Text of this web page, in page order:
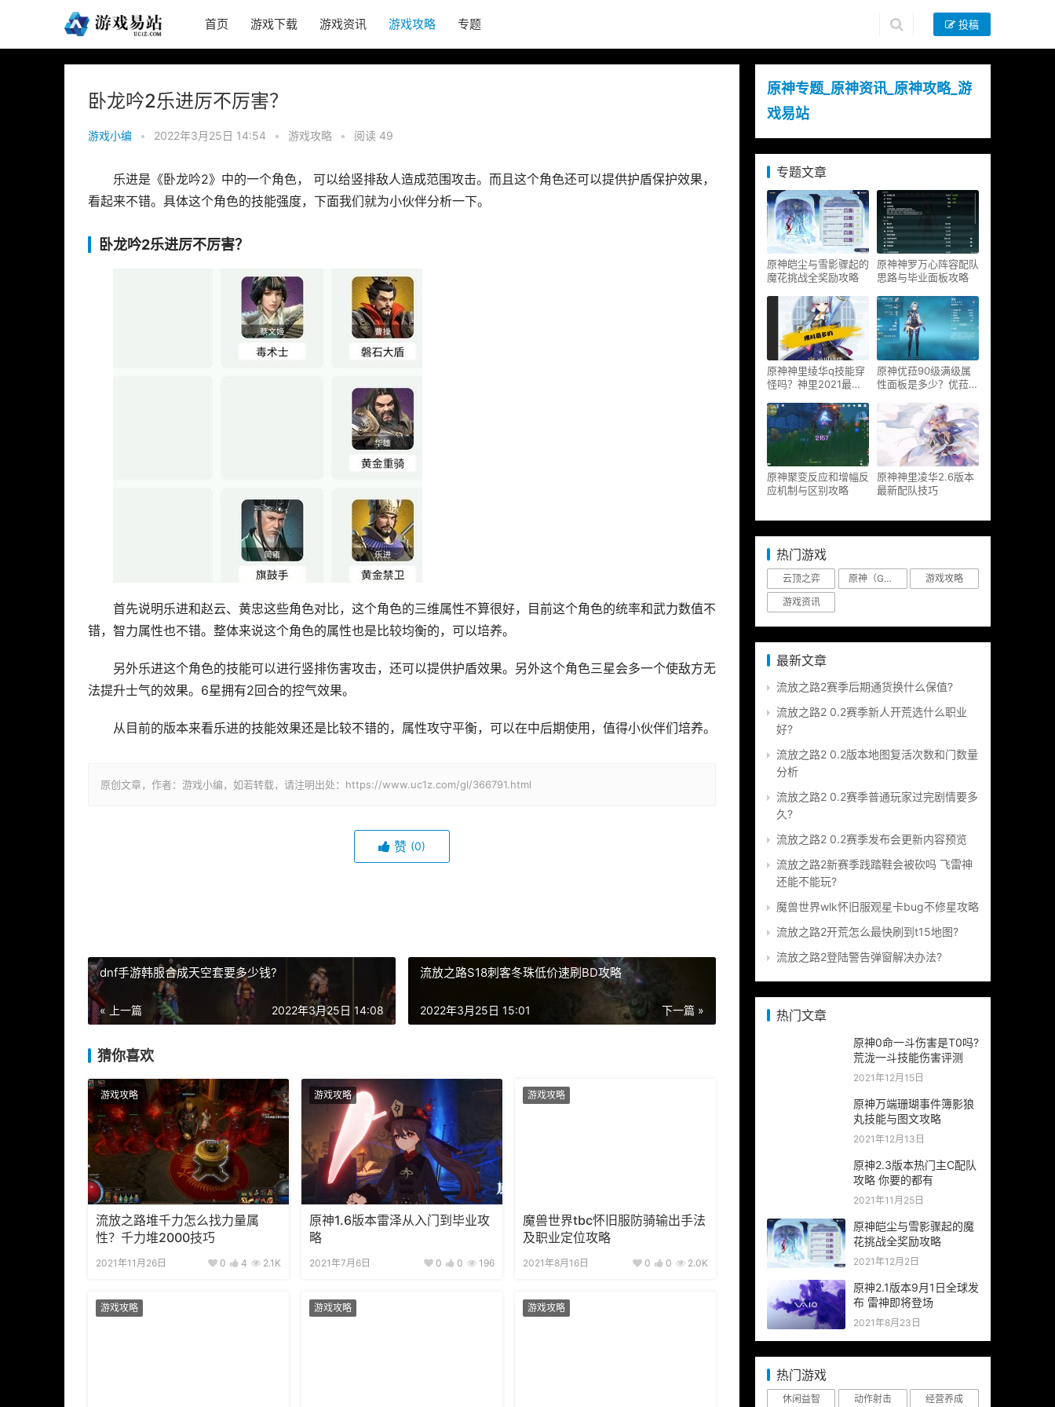
首页 游戏下载 游戏资讯 游戏攻略 专题 投稿
卧龙吟2乐进厉不厉害？
游戏小编 • 2022年3月25日 14:54 • 游戏攻略 • 阅读 49
乐进是《卧龙吟2》中的一个角色， 可以给竖排敌人造成范围攻击。而且这个角色还可以提供护盾保护效果，
看起来不错。具体这个角色的技能强度，下面我们就为小伙伴分析一下。
卧龙吟2乐进厉不厉害？
首先说明乐进和赵云、黄忠这些角色对比，这个角色的三维属性不算很好，目前这个角色的统率和武力数值不
错，智力属性也不错。整体来说这个角色的属性也是比较均衡的，可以培养。
另外乐进这个角色的技能可以进行竖排伤害攻击，还可以提供护盾效果。另外这个角色三星会多一个使敌方无
法提升士气的效果。6星拥有2回合的控气效果。
从目前的版本来看乐进的技能效果还是比较不错的，属性攻守平衡，可以在中后期使用，值得小伙伴们培养。
原创文章，作者：游戏小编，如若转载，请注明出处：https://www.uc1z.com/gl/366791.html
赞 (0)
dnf手游韩服合成天空套要多少钱?
« 上一篇 2022年3月25日 14:08
流放之路S18刺客冬珠低价速刷BD攻略
下一篇 »
2022年3月25日 15:01
猜你喜欢
游戏攻略
流放之路堆千力怎么找力量属
性？千力堆2000技巧
2021年11月26日 0 4 2.1K
游戏攻略
原神1.6版本雷泽从入门到毕业攻
略
2021年7月6日 0 0 196
游戏攻略
魔兽世界tbc怀旧服防骑输出手法
及职业定位攻略
2021年8月16日 0 0 2.0K
游戏攻略 游戏攻略 游戏攻略
原神专题_原神资讯_原神攻略_游
戏易站
专题文章
原神皑尘与雪影骤起的
魔花挑战全奖励攻略
原神神罗万心阵容配队
思路与毕业面板攻略
原神神里绫华q技能穿
怪吗？神里2021最新
原神优菈90级满级属
性面板是多少？优菈大
原神聚变反应和增幅反
应机制与区别攻略
原神神里凌华2.6版本
最新配队技巧
热门游戏
云顶之弈 原神（Genshin Impact）
游戏攻略
游戏资讯
最新文章
流放之路2赛季后期通货换什么保值?
流放之路2 0.2赛季新人开荒选什么职业
好?
流放之路2 0.2版本地图复活次数和门数量
分析
流放之路2 0.2赛季普通玩家过完剧情要多
久?
流放之路2 0.2赛季发布会更新内容预览
流放之路2新赛季践踏鞋会被砍吗 飞雷神
还能不能玩?
魔兽世界wlk怀旧服观星卡bug不修星攻略
流放之路2开荒怎么最快刷到t15地图?
流放之路2登陆警告弹窗解决办法?
热门文章
原神0命一斗伤害是T0吗?
荒泷一斗技能伤害评测
2021年12月15日
原神万端珊瑚事件簿影狼
丸技能与图文攻略
2021年12月13日
原神2.3版本热门主C配队
攻略 你要的都有
2021年11月25日
原神皑尘与雪影骤起的魔
花挑战全奖励攻略
2021年12月2日
原神2.1版本9月1日全球发
布 雷神即将登场
2021年8月23日
热门游戏
休闲益智 动作射击 经营养成